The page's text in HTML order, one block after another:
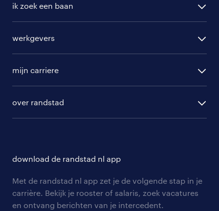
ik zoek een baan
randstad professional
randstad digital
werkgevers
hr-diensten
branches
tarieven
personeel gezocht
aanmelden nieuwsbrief
mijn carriere
solliciteren
blogs en artikelen
over randstad
onze vestigingen
pers
download de randstad nl app
Met de randstad nl app zet je de volgende stap in je
carrière. Bekijk je rooster of salaris, zoek vacatures
en ontvang berichten van je intercedent.